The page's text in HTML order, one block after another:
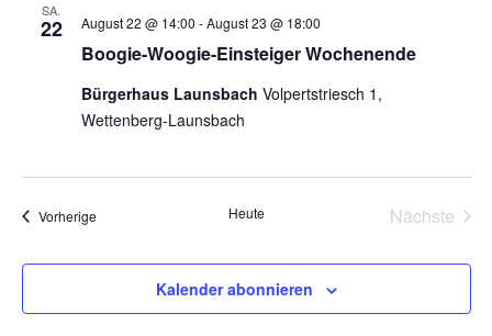
SA.
22
Boogie-Woogie-Einsteiger Wochenende
August 22 @ 14:00 -August 23 @ 18:00
Bürgerhaus Launsbach Volpertstriesch 1,
Wettenberg-Launsbach
VorherigeVeranstaltungen Heute
Nächste
Kalender abonnieren